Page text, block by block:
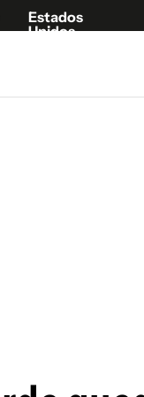
Estados
Unidos